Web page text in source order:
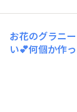
お花のグラニ
い💕何個か作